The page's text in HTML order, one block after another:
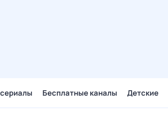
Бесплатные каналы Детские